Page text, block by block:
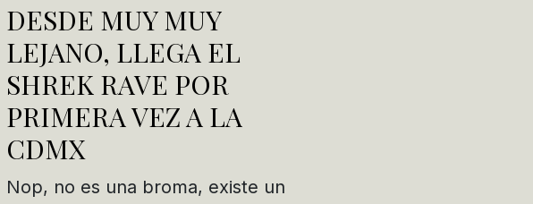
DESDE MUY MUY
LEJANO, LLEGA EL
SHREK RAVE POR
PRIMERA VEZ A LA
CDMX
Nop, no es una broma, existe un